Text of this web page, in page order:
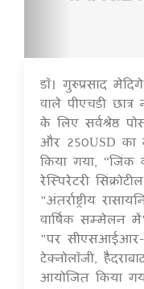
डॉ। गुरुप्रसाद
वाले पीएचडी
के लिए सर्वश्रेष्ठ
और 250USD का
किया गया,
रेस्पिरेटरी
"अंतर्राष्ट्रीय
वार्षिक सम्मेलन
"पर
टेक्नोलॉजी,
आयोजित किया